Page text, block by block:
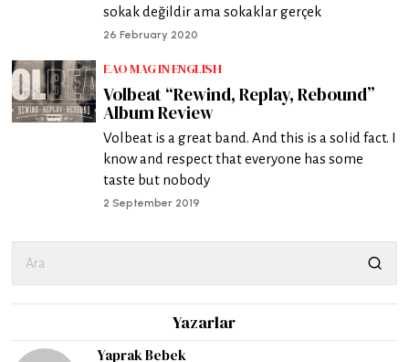
sokak değildir ama sokaklar gerçek
26 February 2020
EAO MAG IN ENGLISH
Volbeat “Rewind, Replay, Rebound”
Album Review
Volbeat is a great band. And this is a solid fact. I
know and respect that everyone has some
taste but nobody
2 September 2019
Yazarlar
Yaprak Bebek